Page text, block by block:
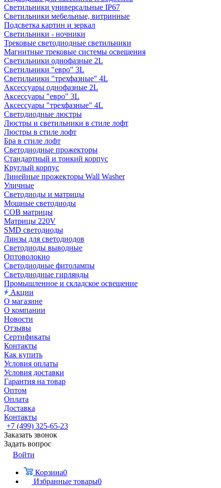
Светильники универсальные IP67
Светильники мебельные, витринные
Подсветка картин и зеркал
Светильники - ночники
Трековые светодиодные светильники
Магнитные трековые системы освещения
Светильники однофазные 2L
Светильники "евро" 3L
Светильники "трехфазные" 4L
Аксессуары однофазные 2L
Аксессуары "евро" 3L
Аксессуары "трехфазные" 4L
Светодиодные люстры
Люстры и светильники в стиле лофт
Люстры в стиле лофт
Бра в стиле лофт
Светодиодные прожекторы
Стандартный и тонкий корпус
Круглый корпус
Линейные прожекторы Wall Washer
Уличные
Светодиоды и матрицы
Мощные светодиоды
COB матрицы
Матрицы 220V
SMD светодиоды
Линзы для светодиодов
Светодиоды выводные
Оптоволокно
Светодиодные фитолампы
Светодиодные гирлянды
Промышленное и складское освещение
Акции
О магазине
О компании
Новости
Отзывы
Сертификаты
Контакты
Как купить
Условия оплаты
Условия доставки
Гарантия на товар
Оптом
Оплата
Доставка
Контакты
+7 (499) 325-65-23
Заказать звонок
Задать вопрос
Войти
Корзина0
Избранные товары0